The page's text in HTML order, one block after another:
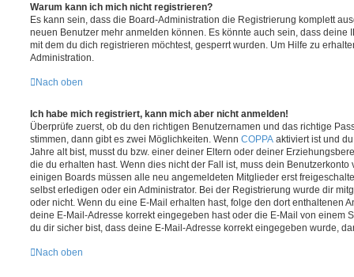
Warum kann ich mich nicht registrieren?
Es kann sein, dass die Board-Administration die Registrierung komplett
neuen Benutzer mehr anmelden können. Es könnte auch sein, dass deine
mit dem du dich registrieren möchtest, gesperrt wurden. Um Hilfe zu
Administration.
Nach oben
Ich habe mich registriert, kann mich aber nicht anmelden!
Überprüfe zuerst, ob du den richtigen Benutzernamen und das richtige
stimmen, dann gibt es zwei Möglichkeiten. Wenn COPPA aktiviert ist und
Jahre alt bist, musst du bzw. einer deiner Eltern oder deiner
die du erhalten hast. Wenn dies nicht der Fall ist, muss dein
einigen Boards müssen alle neu angemeldeten Mitglieder erst
selbst erledigen oder ein Administrator. Bei der Registrierung wurde dir
oder nicht. Wenn du eine E-Mail erhalten hast, folge den dort enthaltenen
deine E-Mail-Adresse korrekt eingegeben hast oder die E-Mail von einem
du dir sicher bist, dass deine E-Mail-Adresse korrekt eingegeben wurde,
Nach oben